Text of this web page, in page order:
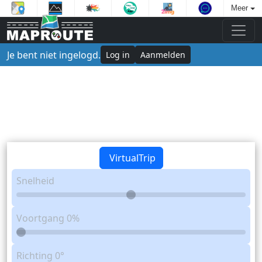
Meer
Je bent niet ingelogd. Log in Aanmelden
VirtualTrip
Snelheid
Voortgang 0%
Richting 0°